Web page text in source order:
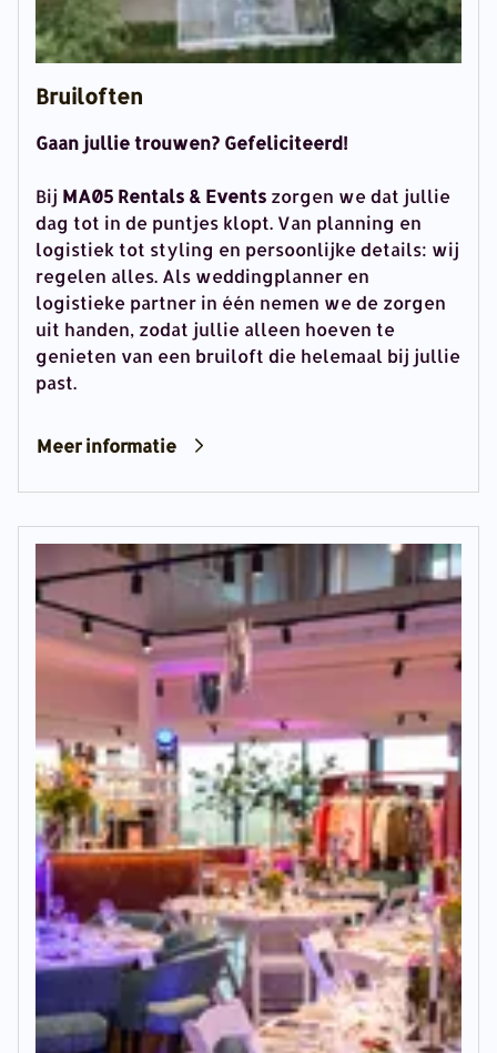
Bruiloften
Gaan jullie trouwen? Gefeliciteerd!
Bij MA05 Rentals & Events zorgen we dat jullie
dag tot in de puntjes klopt. Van planning en
logistiek tot styling en persoonlijke details: wij
regelen alles. Als weddingplanner en
logistieke partner in één nemen we de zorgen
uit handen, zodat jullie alleen hoeven te
genieten van een bruiloft die helemaal bij jullie
past.
Meer informatie